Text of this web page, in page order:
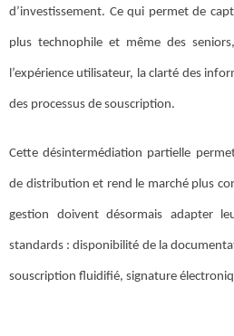
d’investissement. Ce qui permet de
plus technophile et même des
l’expérience utilisateur, la clarté des
des processus de souscription.
Cette désintermédiation partielle
de distribution et rend le marché plus
gestion doivent désormais adapter
standards : disponibilité de la
souscription fluidifié, signature